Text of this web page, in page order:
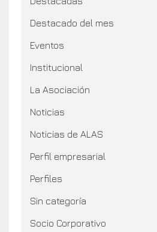
Destacado del mes
Eventos
Institucional
La Asociación
Noticias
Noticias de ALAS
Perfil empresarial
Perfiles
Sin categoría
Socio Corporativo